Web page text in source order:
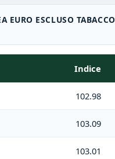
EURO ESCLUSO TABACCO
Indice
102.98
103.09
103.01